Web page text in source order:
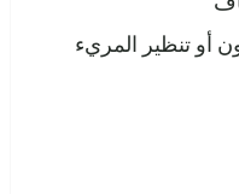
أو تنظير المريء